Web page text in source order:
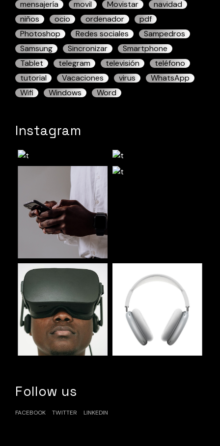
mensajería movil Movistar
navidad
niños
ocio ordenador
pdf
Photoshop
Redes sociales
Sampedros
Samsung
Sincronizar
Smartphone
Tablet
telegram televisión
teléfono
tutorial
Vacaciones virus
WhatsApp
Wifi
Windows Word
Instagram
Follow us
FACEBOOK TWITTER LINKEDIN